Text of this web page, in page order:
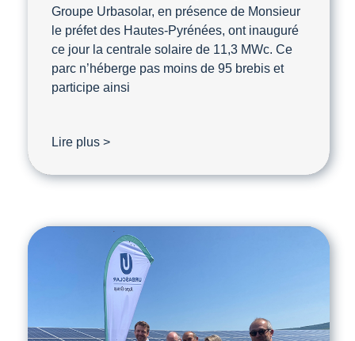
Groupe Urbasolar, en présence de Monsieur
le préfet des Hautes-Pyrénées, ont inauguré
ce jour la centrale solaire de 11,3 MWc. Ce
parc n’héberge pas moins de 95 brebis et
participe ainsi
Lire plus >